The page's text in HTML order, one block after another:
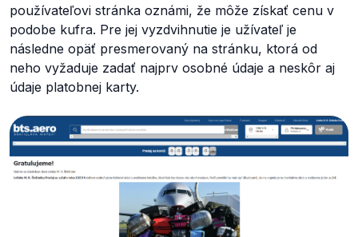
používateľovi stránka oznámi, že môže získať cenu v
podobe kufra. Pre jej vyzdvihnutie je užívateľ je
následne opäť presmerovaný na stránku, ktorá od
neho vyžaduje zadať najprv osobné údaje a neskôr aj
údaje platobnej karty.